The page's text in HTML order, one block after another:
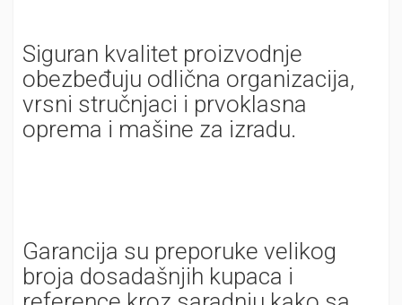
Siguran kvalitet proizvodnje
obezbeđuju odlična organizacija,
vrsni stručnjaci i prvoklasna
oprema i mašine za izradu.
Garancija su preporuke velikog
broja dosadašnjih kupaca i